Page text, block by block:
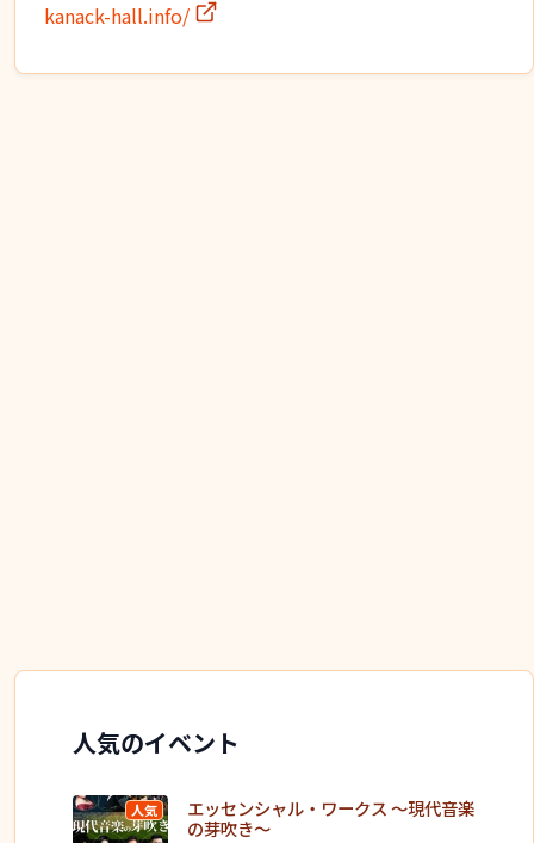
kanack-hall.info/
人気のイベント
人気
エッセンシャル・ワークス ～現代音楽
の芽吹き～